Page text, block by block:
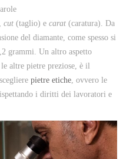
cut (taglio) e carat (caratura). Da
del diamante, come spesso si
grammi. Un altro aspetto
altre pietre preziose, è il
pietre etiche , ovvero le
i diritti dei lavoratori e